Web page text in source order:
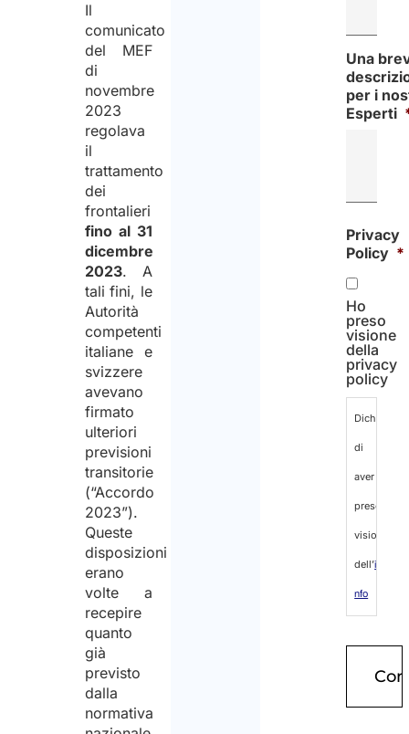
Il
comunicato
del MEF
di
novembre
2023
regolava
il
trattamento
dei
frontalieri
fino al 31
dicembre
2023. A
tali fini, le
Autorità
competenti
italiane e
svizzere
avevano
firmato
ulteriori
previsioni
transitorie
(“Accordo
2023”).
Queste
disposizioni
erano
volte a
recepire
quanto
già
previsto
dalla
normativa
Una
per i
Esperti
Privacy
Policy *
Ho
preso
visione
della
privacy
policy
Dichiaro
di
aver
preso
visione
dell’i
nfo
sul